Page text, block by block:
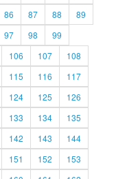
86 87 88
89
97 98
99
106 107
108
115 116
117
124 125
126
133 134
135
142 143
144
151 152
153